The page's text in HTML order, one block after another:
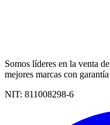
Somos líderes en la venta
mejores marcas con
NIT: 811008298-6